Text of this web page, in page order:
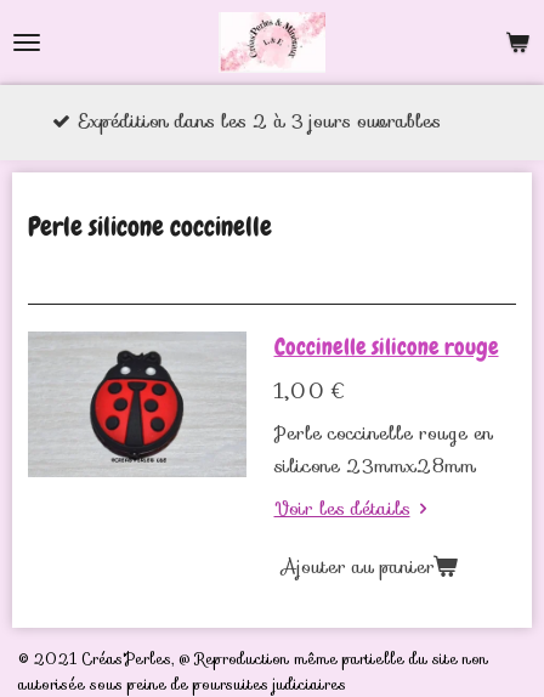
principal
dans les 2 à 3 jours ouvrables
Perle silicone coccinelle
Coccinelle silicone rouge
1,00 €
Perle coccinelle rouge en
silicone 23mmx28mm
Voir les détails
Ajouter au panier
© 2021 Créas'Perles, @ Reproduction même partielle du site non
autorisée sous peine de poursuites judiciaires